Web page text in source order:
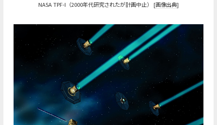
NASA TPF-I（2000年代研究されたが計画中止） [画像出典]